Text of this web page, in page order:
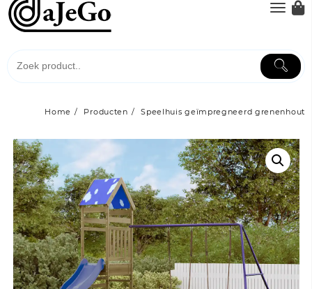
Home Producten Speelhuis geïmpregneerd grenenhout